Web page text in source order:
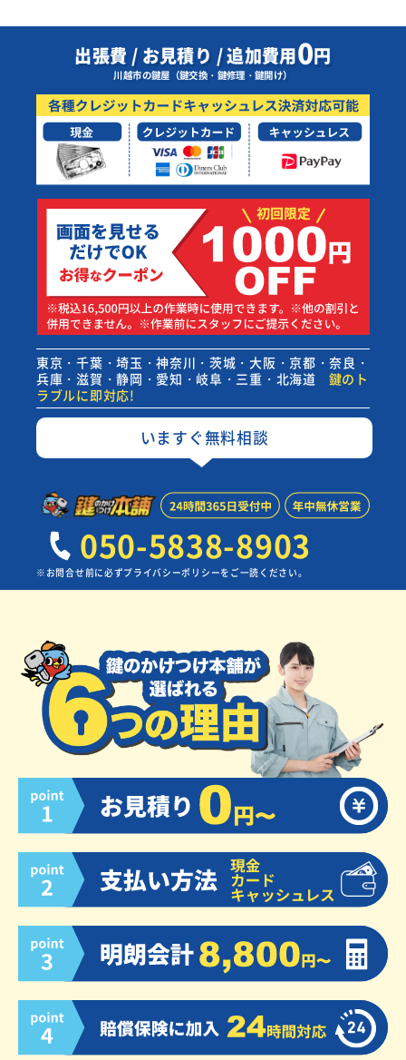
出張費 / お見積り / 追加費用0円
川越市の鍵屋（鍵交換・鍵修理・鍵開け）
東京・千葉・埼玉・神奈川・茨城・大阪・京都・奈良・
兵庫・滋賀・静岡・愛知・岐阜・三重・北海道
鍵のト
ラブルに即対応!
いますぐ無料相談
050-5838-8903
※お問合せ前に必ずプライバシーポリシーをご一読ください。